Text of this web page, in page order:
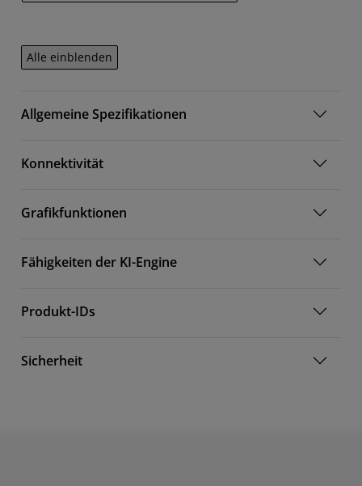
Alle einblenden
Allgemeine Spezifikationen
Konnektivität
Grafikfunktionen
Fähigkeiten der KI-Engine
Produkt-IDs
Sicherheit